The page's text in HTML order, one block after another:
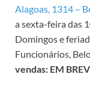
Alagoas, 1314 –
a sexta-feira das
Domingos e
Funcionários,
vendas: EM